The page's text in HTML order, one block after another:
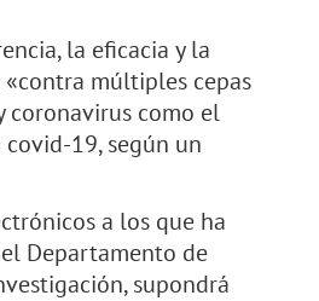
la eficacia y la
múltiples cepas
coronavirus como el
covid-19, según un
a los que ha
Departamento de
supondrá